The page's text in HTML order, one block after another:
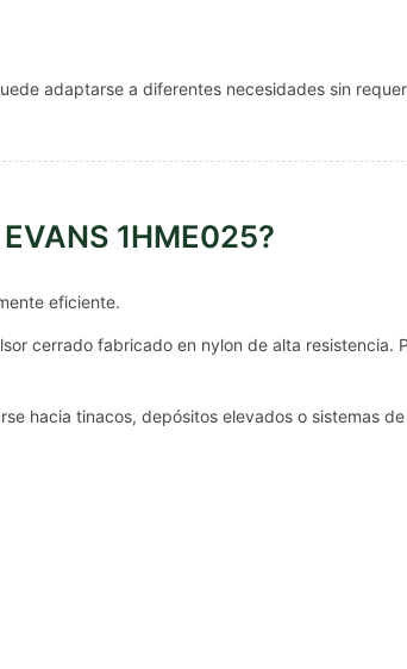
adaptarse a diferentes necesidades sin
1HME025?
eficiente.
cerrado fabricado en nylon de alta
hacia tinacos, depósitos elevados o sistemas